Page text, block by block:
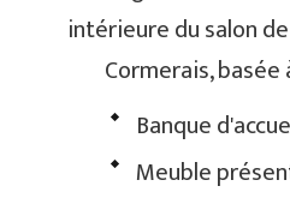
intérieure du salon
Cormerais, basée
Banque
Meuble